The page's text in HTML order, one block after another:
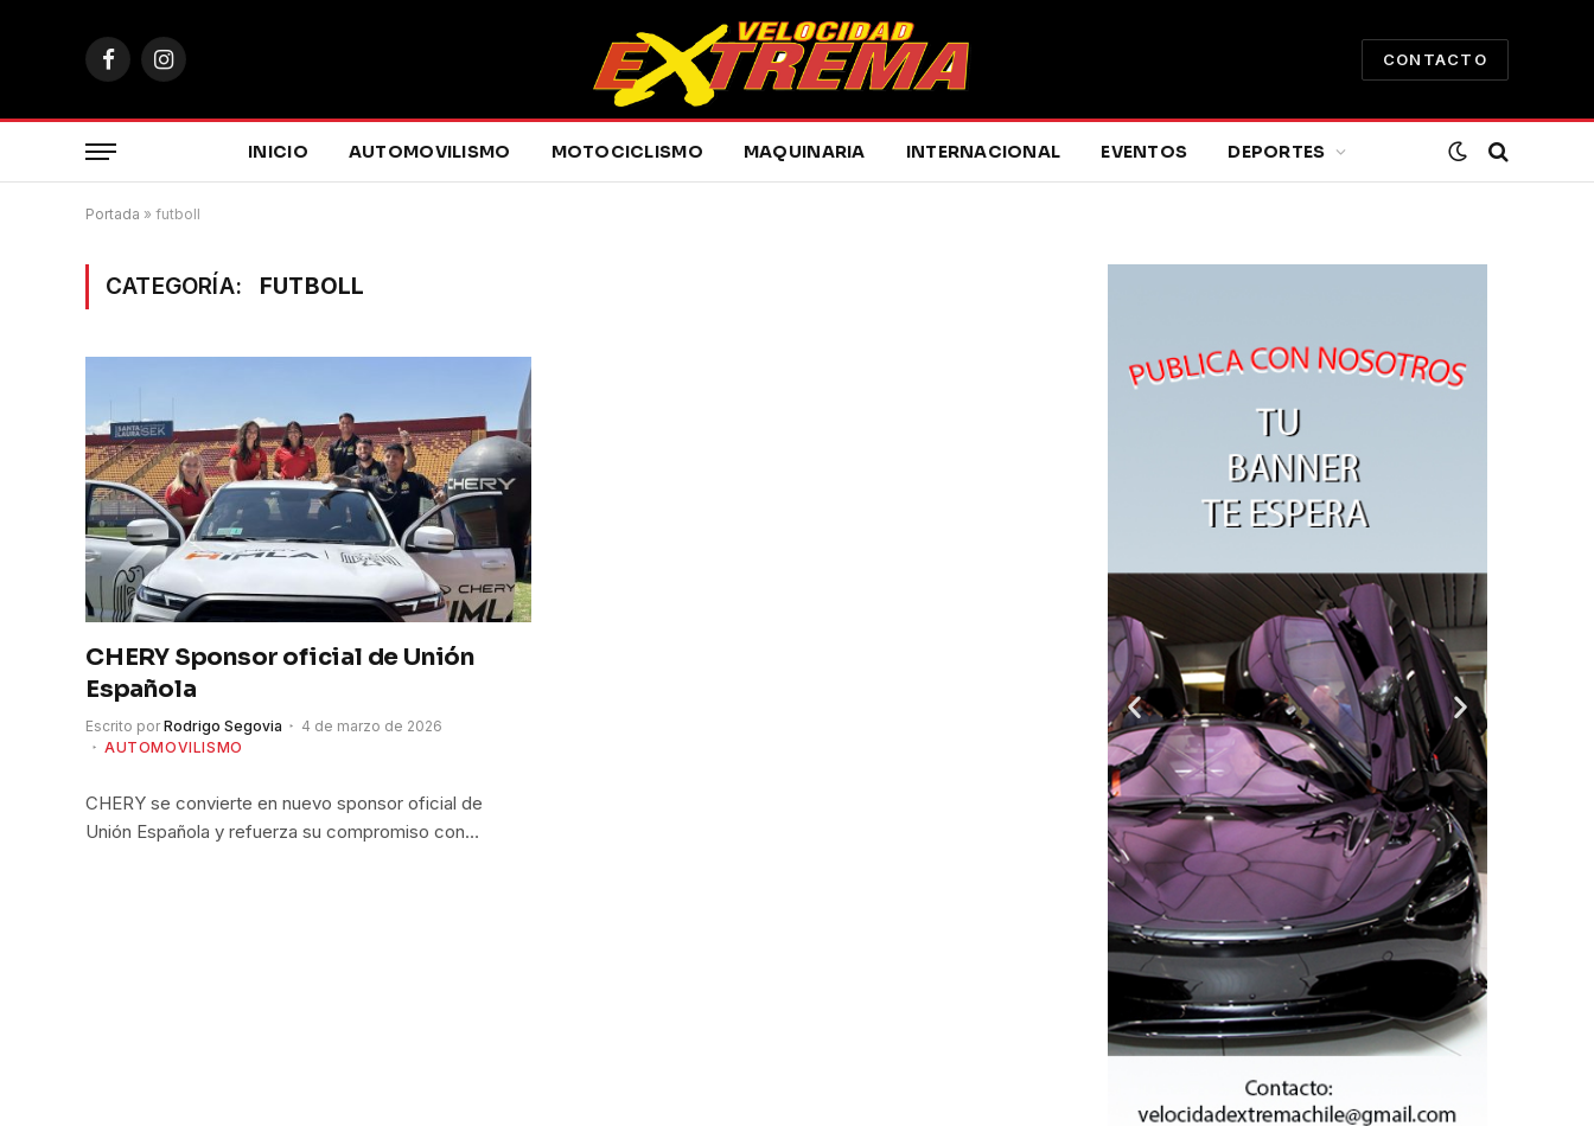
FacebookInstagram
CONTACTO
INICIO AUTOMOVILISMO MOTOCICLISMO MAQUINARIA INTERNACIONAL EVENTOS DEPORTES
Portada » futboll
CATEGORÍA: FUTBOLL
CHERY Sponsor oficial de Unión
Española
Escrito por Rodrigo Segovia
4 de marzo de 2026
AUTOMOVILISMO
CHERY se convierte en nuevo sponsor oficial de
Unión Española y refuerza su compromiso con…